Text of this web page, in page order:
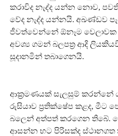
කරාවිද නැද්ද යන්න නොව,
වේද නැද්ද යන්නයි. අඛණ්ඩව
ජීවත්වෙන්නේ ඕනෑම වෙලාවක
අවශ්‍ය ගමන් බලපත්‍ර ආදි
සූදානමින් තබාගෙනයි.
ආක්‍රමණයක් සැලසුම් කරන්නේ
රුසියාව ප්‍රතික්ෂේප කළද, මීට
බලෙන් අත්පත් කරගෙන තිබේ.
ආසන්න භට පිරිසක්ද ස්ථානගත